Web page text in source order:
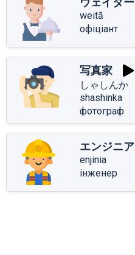
weitā
офіціант
写真家
しゃしんか
shashinka
фотограф
エンジニア
enjinia
інженер